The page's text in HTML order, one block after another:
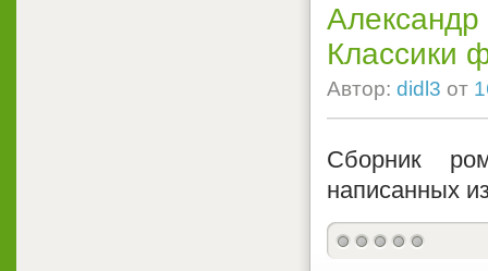
Классики
Автор: didl3 от
Сборник
написанных